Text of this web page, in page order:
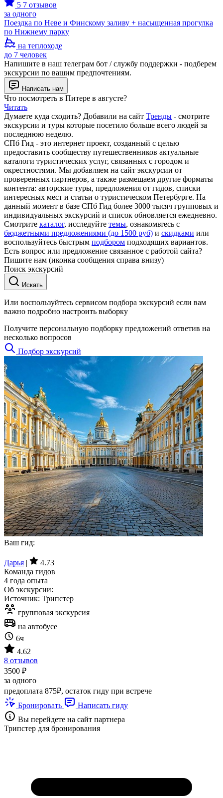
5 7 отзывов
за одного
Поездка по Неве и Финскому заливу + насыщенная прогулка
по Нижнему парку
на теплоходе
до 7 человек
Напишите в наш телеграм бот / службу поддержки - подберем
экскурсии по вашим предпочтениям.
Написать нам
Что посмотреть в Питере в августе?
Читать
Думаете куда сходить? Добавили на сайт Тренды - смотрите
экскурсии и туры которые посетило больше всего людей за
последнюю неделю.
СПб Гид - это интернет проект, созданный с целью
предоставить сообществу путешественников актуальные
каталоги туристических услуг, связанных с городом и
окрестностями. Мы добавляем на сайт экскурсии от
проверенных партнеров, а также размещаем другие форматы
контента: авторские туры, предложения от гидов, списки
интересных мест и статьи о туристическом Петербурге. На
данный момент в базе СПб Гид более 3000 тысяч групповых и
индивидуальных экскурсий и список обновляется ежедневно.
Смотрите каталог, исследуйте темы, ознакомьтесь с
бюджетными предложениями (до 1500 руб) и скидками или
воспользуйтесь быстрым подбором подходящих вариантов.
Есть вопрос или предложение связанное с работой сайта?
Пишите нам (иконка сообщения справа внизу)
Поиск экскурсий
Искать
Или воспользуйтесь сервисом подбора экскурсий если вам
важно подробно настроить выборку
Получите персональную подборку предложений ответив на
несколько вопросов
Подбор экскурсий
Ваш гид:
Дарья |
4.73
Команда гидов
4 года опыта
Об экскурсии:
Источник: Трипстер
групповая экскурсия
на автобусе
6ч
4.62
8 отзывов
3500 ₽
за одного
предоплата 875₽, остаток гиду при встрече
Бронировать
Написать гиду
Вы перейдете на сайт партнера
Трипстер для бронирования